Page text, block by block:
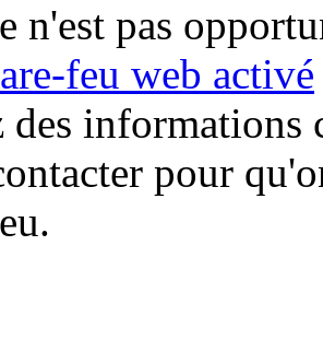
n'est pas
feu web activé
des informations
pour